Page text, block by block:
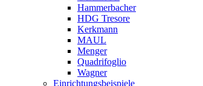
Hammerbacher
HDG Tresore
Kerkmann
MAUL
Menger
Quadrifoglio
Wagner
Einrichtungsbeispiele